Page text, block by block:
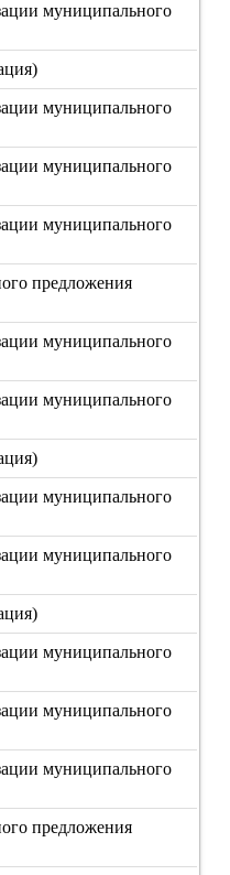
муниципального
муниципального
муниципального
муниципального
предложения
муниципального
муниципального
муниципального
муниципального
муниципального
муниципального
муниципального
предложения